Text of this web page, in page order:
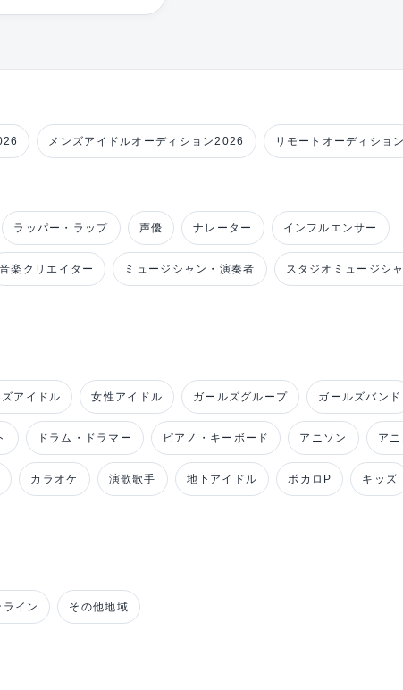
メンズアイドルオーディション2026 リモートオーディション
ラッパー・ラップ 声優 ナレーター インフルエンサー
音楽クリエイター ミュージシャン・演奏者 スタジオミュージシ
ズアイドル 女性アイドル ガールズグループ ガールズバンド
ドラム・ドラマー ピアノ・キーボード アニソン ア
カラオケ 演歌歌手 地下アイドル ボカロP キッズ
ライン その他地域